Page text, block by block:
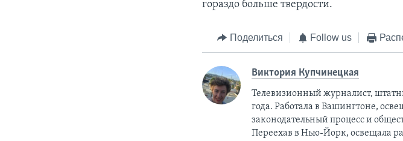
гораздо больше твердости.
Поделиться Follow us
Виктория Купчинецкая
Телевизионный журналист,
года. Работала в Вашингтоне,
законодательный процесс и
Переехав в Нью-Йорк, освещала